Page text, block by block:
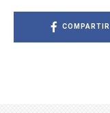
COMPARTIR